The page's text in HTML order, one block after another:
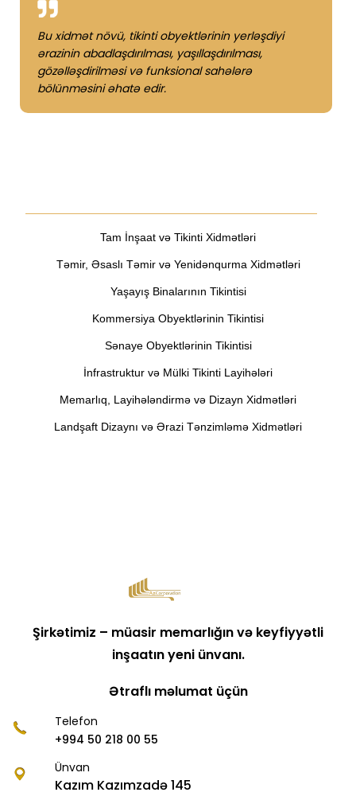
Bu xidmət növü, tikinti obyektlərinin yerləşdiyi
ərazinin abadlaşdırılması, yaşıllaşdırılması,
gözəlləşdirilməsi və funksional sahələrə
bölünməsini əhatə edir.
Tam İnşaat və Tikinti Xidmətləri
Təmir, Əsaslı Təmir və Yenidənqurma Xidmətləri
Yaşayış Binalarının Tikintisi
Kommersiya Obyektlərinin Tikintisi
Sənaye Obyektlərinin Tikintisi
İnfrastruktur və Mülki Tikinti Layihələri
Memarlıq, Layihələndirmə və Dizayn Xidmətləri
Landşaft Dizaynı və Ərazi Tənzimləmə Xidmətləri
Şirkətimiz – müasir memarlığın və keyfiyyətli
inşaatın yeni ünvanı.
Ətraflı məlumat üçün
Telefon
+994 50 218 00 55
Ünvan
Kazım Kazımzadə 145